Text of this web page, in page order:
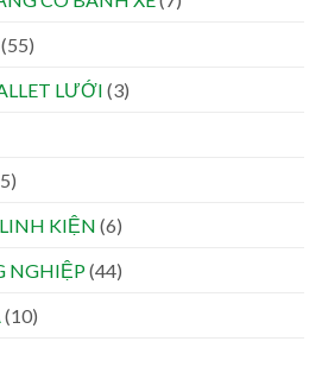
(55)
LƯỚI (3)
KIỆN (6)
NGHIỆP(44)
(10)